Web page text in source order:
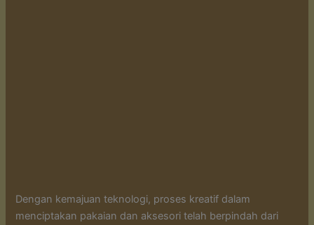
Dengan kemajuan teknologi, proses kreatif dalam
menciptakan pakaian dan aksesori telah berpindah dari